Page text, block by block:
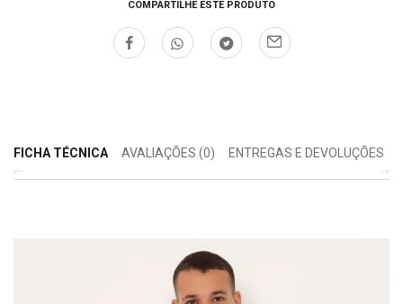
COMPARTILHE ESTE PRODUTO
FICHA TÉCNICA AVALIAÇÕES (0) ENTREGAS E DEVOLUÇÕES